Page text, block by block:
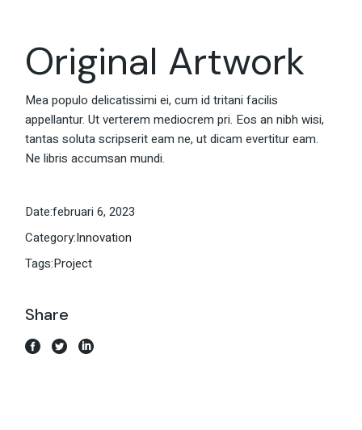
Original Artwork
Mea populo delicatissimi ei, cum id tritani facilis
appellantur. Ut verterem mediocrem pri. Eos an nibh wisi,
tantas soluta scripserit eam ne, ut dicam evertitur eam.
Ne libris accumsan mundi.
Date:februari 6, 2023
Category:Innovation
Tags:Project
Share